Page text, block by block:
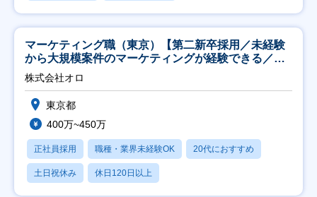
マーケティング職（東京）【第二新卒採用／未経験
から大規模案件のマーケティングが経験できる／研
修充実】
株式会社オロ
東京都
400万~450万
正社員採用 職種・業界未経験OK 20代におすすめ
土日祝休み 休日120日以上